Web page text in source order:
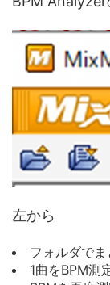
左から
フォルダで
1曲をBPM測